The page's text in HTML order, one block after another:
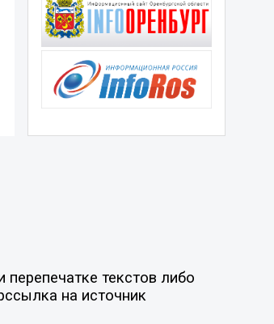
текстов либо
на источник